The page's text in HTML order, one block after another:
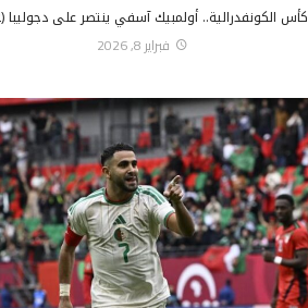
كأس الكونفدرالية.. أولمبيك آسفي ينتصر على دجوليبا (2-1)
فبراير 8, 2026